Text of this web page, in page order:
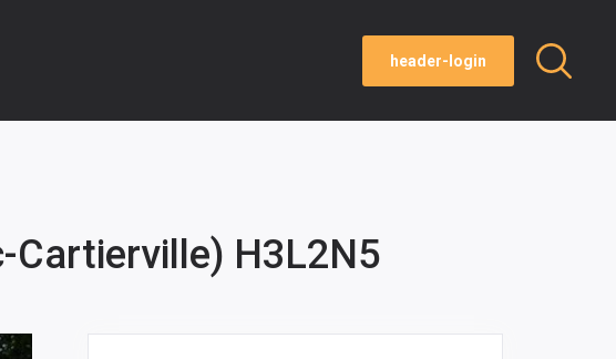
header-login
H3L2N5